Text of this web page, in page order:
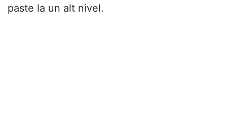
paste la un alt nivel.